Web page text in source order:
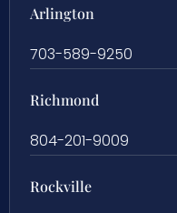
Arlington
703-589-9250
Richmond
804-201-9009
Rockville